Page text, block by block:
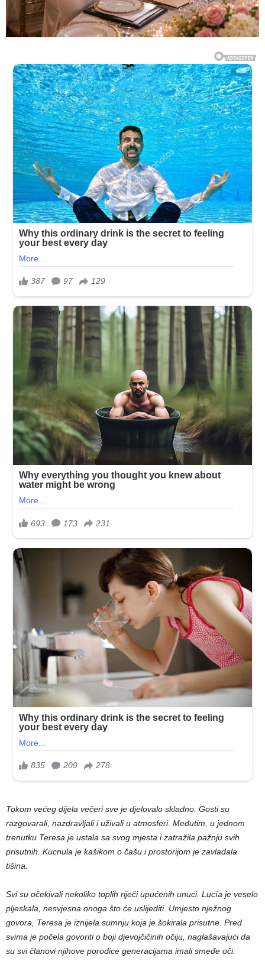
Tokom većeg dijela večeri sve je djelovalo skladno. Gosti su
razgovarali, nazdravljali i uživali u atmosferi. Međutim, u jednom
trenutku Teresa je ustala sa svog mjesta i zatražila pažnju svih
prisutnih. Kucnula je kašikom o čašu i prostorijom je zavladala
tišina.
Svi su očekivali nekoliko toplih riječi upućenih unuci. Lucía je veselo
pljeskala, nesvjesna onoga što će uslijediti. Umjesto nježnog
govora, Teresa je iznijela sumnju koja je šokirala prisutne. Pred
svima je počela govoriti o boji djevojčičinih očiju, naglašavajući da
su svi članovi njihove porodice generacijama imali smeđe oči.